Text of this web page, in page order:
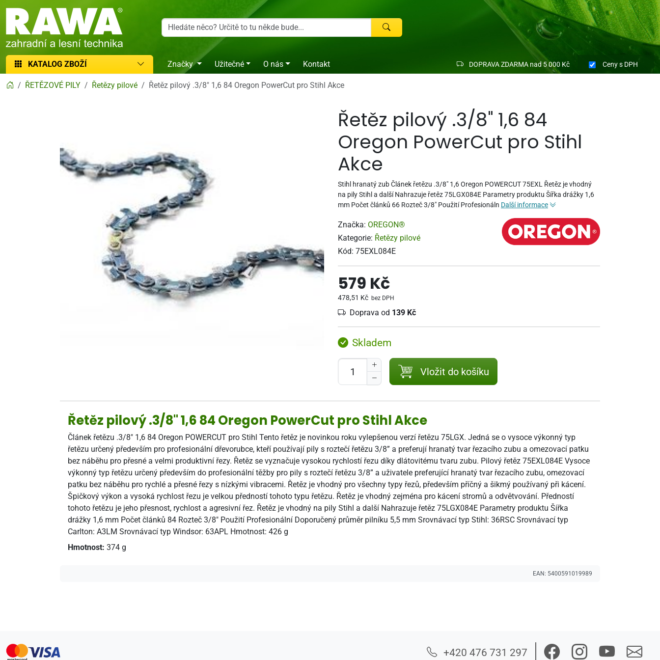
RAWA zahradní a lesní technika
KATALOG ZBOŽÍ Značky Užitečné O nás Kontakt DOPRAVA ZDARMA nad 5 000 Kč Cenys DPH
ŘETĚZOVÉ PILY Řetězy pilové Řetěz pilový .3/8" 1,6 84 Oregon PowerCut pro Stihl Akce
Řetěz pilový .3/8" 1,6 84
Oregon PowerCut pro Stihl
Akce
Stihl hranatý zub Článek řetězu .3/8" 1,6 Oregon POWERCUT 75EXL Řetěz je vhodný
na pily Stihl a další Nahrazuje řetěz 75LGX084E Parametry produktu Šířka drážky 1,6
mm Počet článků 66 Rozteč 3/8" Použití Profesionáln Další informace
Značka: OREGON®
Kategorie: Řetězy pilové
Kód: 75EXL084E
579 Kč
478,51 Kč bez DPH
Doprava od 139 Kč
Skladem
Vložit do košíku
Řetěz pilový .3/8" 1,6 84 Oregon PowerCut pro Stihl Akce
Článek řetězu .3/8" 1,6 84 Oregon POWERCUT pro Stihl Tento řetěz je novinkou roku vylepšenou verzí řetězu 75LGX. Jedná se o vysoce výkonný typ
řetězu určený především pro profesionální dřevorubce, kteří používají pily s roztečí řetězu 3/8” a preferují hranatý tvar řezacího zubu a omezovací patku
bez náběhu pro přesné a velmi produktivní řezy. Řetěz se vyznačuje vysokou rychlostí řezu díky dlátovitému tvaru zubu. Pilový řetěz 75EXL084E Vysoce
výkonný typ řetězu určený především do profesionální těžby pro pily s roztečí řetězu 3/8” a uživatele preferující hranatý tvar řezacího zubu, omezovací
patku bez náběhu pro rychlé a přesné řezy s nízkými vibracemi. Řetěz je vhodný pro všechny typy řezů, především příčný a šikmý používaný při kácení.
Špičkový výkon a vysoká rychlost řezu je velkou předností tohoto typu řetězu. Řetěz je vhodný zejména pro kácení stromů a odvětvování. Předností
tohoto řetězu je jeho přesnost, rychlost a agresivní řez. Řetěz je vhodný na pily Stihl a další Nahrazuje řetěz 75LGX084E Parametry produktu Šířka
drážky 1,6 mm Počet článků 84 Rozteč 3/8" Použití Profesionální Doporučený průměr pilníku 5,5 mm Srovnávací typ Stihl: 36RSC Srovnávací typ
Carlton: A3LM Srovnávací typ Windsor: 63APL Hmotnost: 426 g
Hmotnost: 374 g
EAN: 5400591019989
+420 476 731 297